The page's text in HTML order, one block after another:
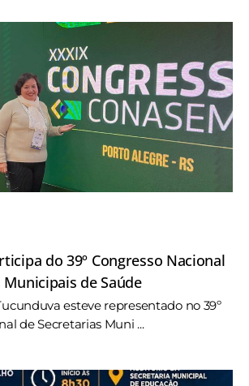
do 39º Congresso Nacional
de Saúde
esteve representado no 39º
de Secretarias Muni ...